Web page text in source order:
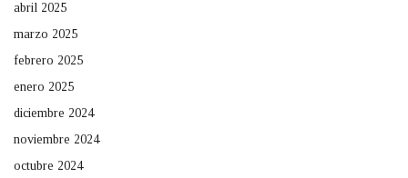
abril 2025
marzo 2025
febrero 2025
enero 2025
diciembre 2024
noviembre 2024
octubre 2024